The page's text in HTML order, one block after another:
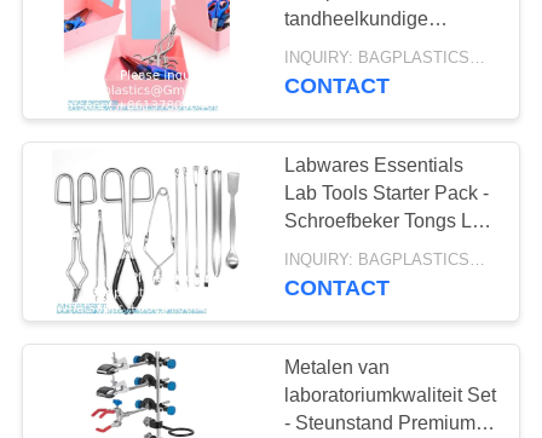
de pakken van het
gelijs
met een gewicht
van niet meer dan
10 kg
10
tandheelkundige
werkplaat, middelgrote
plastic panen met
vacatures
CONTACT
Labwares Essentials
Lab Tools Starter Pack -
Schroefbeker Tongs Lab
Spatula Scoop Lepel
Proefbuis Klemmen
INQUIRY: BAGPLASTICS@GMAIL.COM MOQ:WhatsApp: +8613780964661
CONTACT
Metalen van
laboratoriumkwaliteit Set
- Steunstand Premium